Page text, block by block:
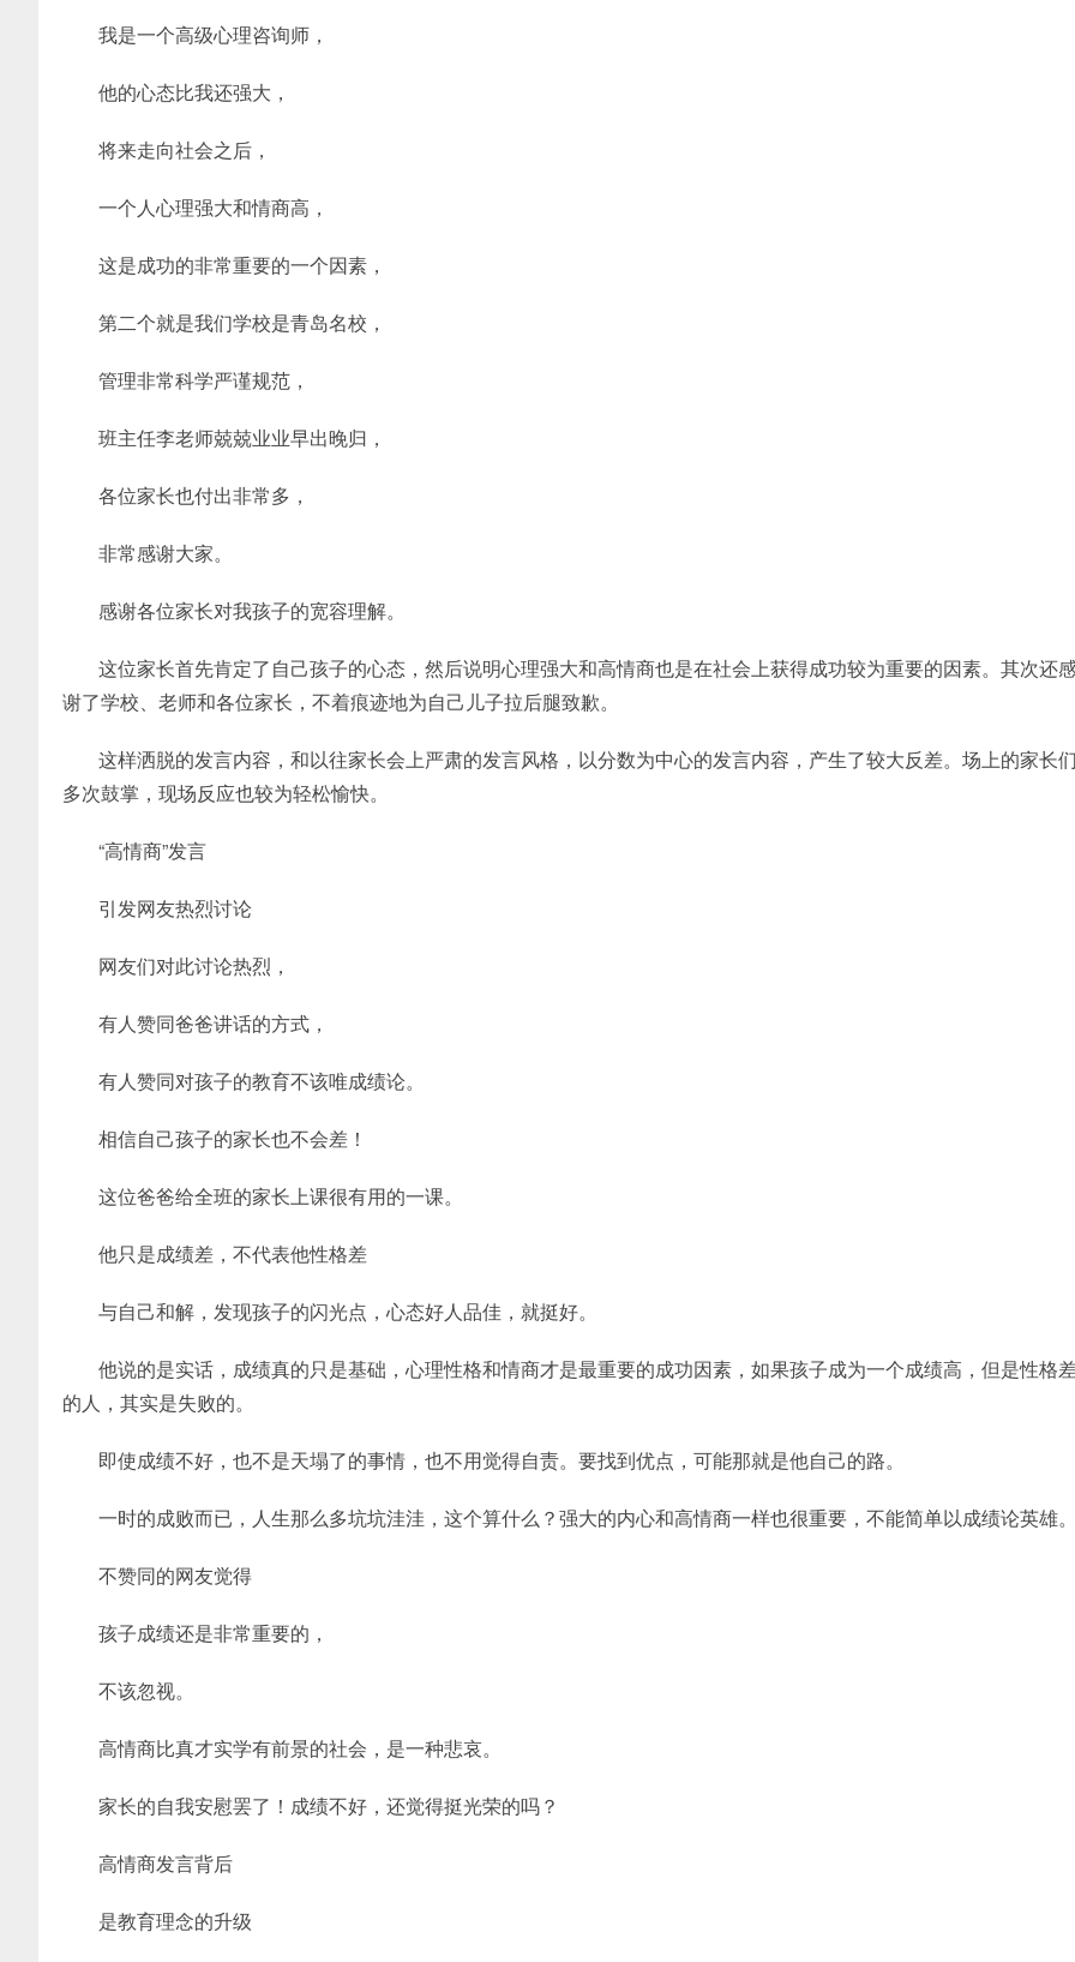
我是一个高级心理咨询师，
他的心态比我还强大，
将来走向社会之后，
一个人心理强大和情商高，
这是成功的非常重要的一个因素，
第二个就是我们学校是青岛名校，
管理非常科学严谨规范，
班主任李老师兢兢业业早出晚归，
各位家长也付出非常多，
非常感谢大家。
感谢各位家长对我孩子的宽容理解。
这位家长首先肯定了自己孩子的心态，然后说明心理强大和高情商也是在社会上获得成功较为重要的因素。其次还
谢了学校、老师和各位家长，不着痕迹地为自己儿子拉后腿致歉。
这样洒脱的发言内容，和以往家长会上严肃的发言风格，以分数为中心的发言内容，产生了较大反差。场上的家长
多次鼓掌，现场反应也较为轻松愉快。
“高情商”发言
引发网友热烈讨论
网友们对此讨论热烈，
有人赞同爸爸讲话的方式，
有人赞同对孩子的教育不该唯成绩论。
相信自己孩子的家长也不会差！
这位爸爸给全班的家长上课很有用的一课。
他只是成绩差，不代表他性格差
与自己和解，发现孩子的闪光点，心态好人品佳，就挺好。
他说的是实话，成绩真的只是基础，心理性格和情商才是最重要的成功因素，如果孩子成为一个成绩高，但是性格
的人，其实是失败的。
即使成绩不好，也不是天塌了的事情，也不用觉得自责。要找到优点，可能那就是他自己的路。
一时的成败而已，人生那么多坑坑洼洼，这个算什么？强大的内心和高情商一样也很重要，不能简单以成绩论英雄
不赞同的网友觉得
孩子成绩还是非常重要的，
不该忽视。
高情商比真才实学有前景的社会，是一种悲哀。
家长的自我安慰罢了！成绩不好，还觉得挺光荣的吗？
高情商发言背后
是教育理念的升级